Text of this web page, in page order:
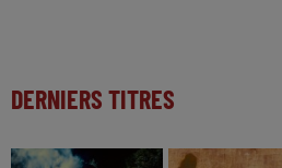
DERNIERS TITRES